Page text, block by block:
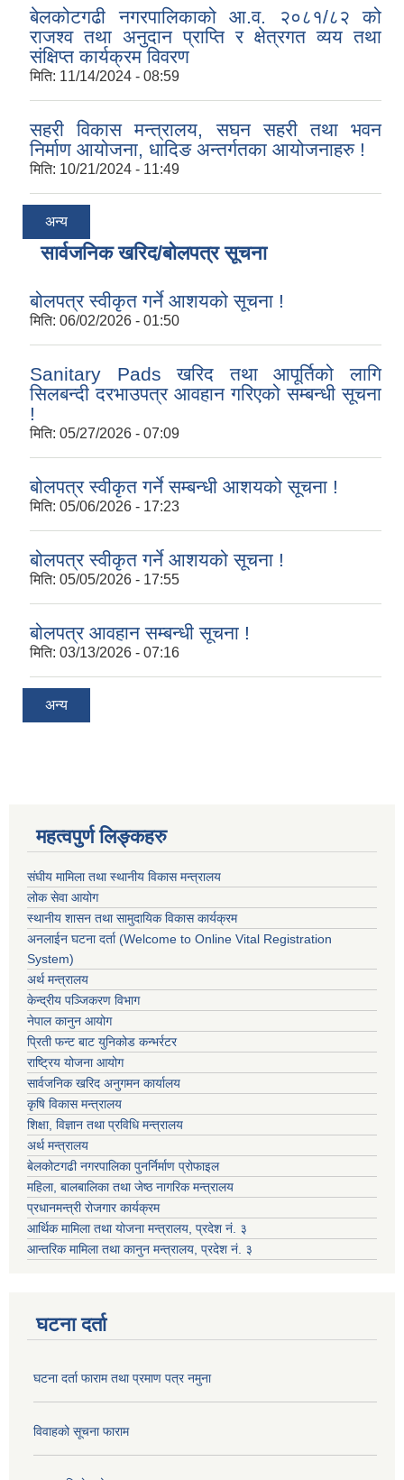
बेलकोटगढी नगरपालिकाको आ.व. २०८१/८२ को
राजश्व तथा अनुदान प्राप्ति र क्षेत्रगत व्यय तथा
संक्षिप्त कार्यक्रम विवरण
मिति: 11/14/2024 - 08:59
सहरी विकास मन्त्रालय, सघन सहरी तथा भवन
निर्माण आयोजना, धादिङ अन्तर्गतका आयोजनाहरु !
मिति: 10/21/2024 - 11:49
अन्य
सार्वजनिक खरिद/बोलपत्र सूचना
बोलपत्र स्वीकृत गर्ने आशयको सूचना !
मिति: 06/02/2026 - 01:50
Sanitary Pads खरिद तथा आपूर्तिको लागि
सिलबन्दी दरभाउपत्र आवहान गरिएको सम्बन्धी सूचना
!
मिति: 05/27/2026 - 07:09
बोलपत्र स्वीकृत गर्ने सम्बन्धी आशयको सूचना !
मिति: 05/06/2026 - 17:23
बोलपत्र स्वीकृत गर्ने आशयको सूचना !
मिति: 05/05/2026 - 17:55
बोलपत्र आवहान सम्बन्धी सूचना !
मिति: 03/13/2026 - 07:16
अन्य
महत्वपुर्ण लिङ्कहरु
संघीय मामिला तथा स्थानीय विकास मन्त्रालय
लोक सेवा आयोग
स्थानीय शासन तथा सामुदायिक विकास कार्यक्रम
अनलाईन घटना दर्ता (Welcome to Online Vital Registration
System)
अर्थ मन्त्रालय
केन्द्रीय पञ्जिकरण विभाग
नेपाल कानुन आयोग
प्रिती फन्ट बाट युनिकोड कन्भर्रटर
राष्ट्रिय योजना आयोग
सार्वजनिक खरिद अनुगमन कार्यालय
कृषि विकास मन्त्रालय
शिक्षा, विज्ञान तथा प्रविधि मन्त्रालय
अर्थ मन्त्रालय
बेलकोटगढी नगरपालिका पुनर्निर्माण प्रोफाइल
महिला, बालबालिका तथा जेष्ठ नागरिक मन्त्रालय
प्रधानमन्त्री रोजगार कार्यक्रम
आर्थिक मामिला तथा योजना मन्त्रालय, प्रदेश नं. ३
आन्तरिक मामिला तथा कानुन मन्त्रालय, प्रदेश नं. ३
घटना दर्ता
घटना दर्ता फाराम तथा प्रमाण पत्र नमुना
विवाहको सूचना फाराम